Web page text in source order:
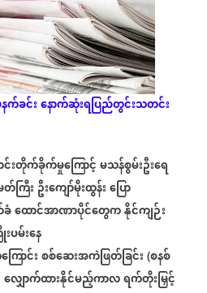
က်ခင်းနောက်ဆုံးရပြည်တွင်းသတင်း
င်းတိုက်ခိုက်မှုကြောင့်မသန်စွမ်းဦးရေ
ကြီး ဦးကျော်မိုးထွန်းပြော
ထောင်အာဏာပိုင်တွေကနိုင်ကျဉ်း
ပမ်းနေ
ြောင်းစစ်ဆေးအကဲဖြတ်ခြင်း (စနစ်
လျှောက်ထားနိုင်မည့်ကာလရက်တိုးမြှင့်